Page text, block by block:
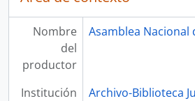
Nombre
del
productor
Asamblea Nacional
Institución
Archivo-Biblioteca